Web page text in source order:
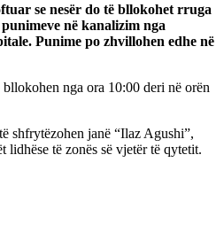
se nesër do të bllokohet rruga
në kanalizim nga
Punime po zhvillohen edhe në
nga ora 10:00 deri në orën
shfrytëzohen janë “Ilaz Agushi”,
lidhëse të zonës së vjetër të qytetit.